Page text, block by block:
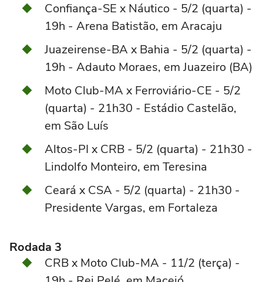
Confiança-SE x Náutico - 5/2 (quarta) -
19h - Arena Batistão, em Aracaju
Juazeirense-BA x Bahia - 5/2 (quarta) -
19h - Adauto Moraes, em Juazeiro (BA)
Moto Club-MA x Ferroviário-CE - 5/2
(quarta) - 21h30 - Estádio Castelão,
em São Luís
Altos-PI x CRB - 5/2 (quarta) - 21h30 -
Lindolfo Monteiro, em Teresina
Ceará x CSA - 5/2 (quarta) - 21h30 -
Presidente Vargas, em Fortaleza
Rodada 3
CRB x Moto Club-MA - 11/2 (terça) -